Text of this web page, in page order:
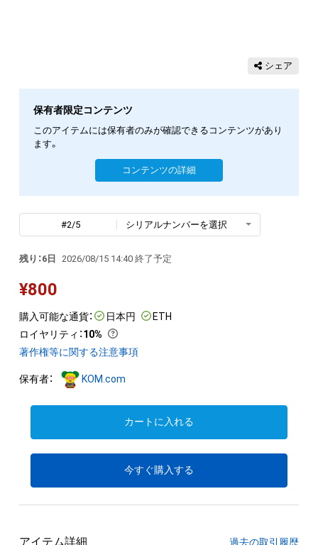
シェア
保有者限定コンテンツ
このアイテムには保有者のみが確認できるコンテンツがあり
ます。
コンテンツの詳細
#2/5 シリアルナンバーを選択
残り：6日 2026/08/15 14:40 終了予定
¥800
購入可能な通貨： 日本円
ETH
ロイヤリティ ：10%
著作権等に関する注意事項
保有者： KOM.com
カートに入れる
今すぐ購入する
アイテム詳細 過去の取引履歴